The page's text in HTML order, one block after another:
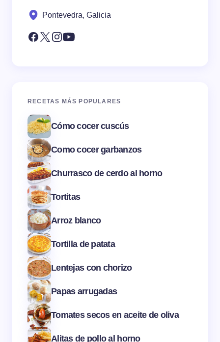
Pontevedra, Galicia
RECETAS MÁS POPULARES
Cómo cocer cuscús
Como cocer garbanzos
Churrasco de cerdo al horno
Tortitas
Arroz blanco
Tortilla de patata
Lentejas con chorizo
Papas arrugadas
Tomates secos en aceite de oliva
Alitas de pollo al horno